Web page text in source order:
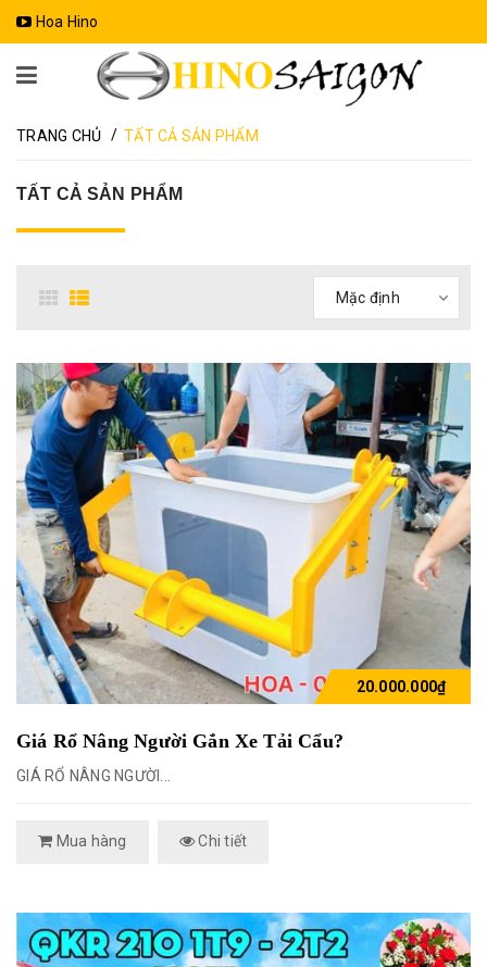
Hoa Hino
TRANG CHỦ / TẤT CẢ SẢN PHẨM
TẤT CẢ SẢN PHẨM
20.000.000₫
Giá Rổ Nâng Người Gắn Xe Tải Cẩu?
GIÁ RỔ NÂNG NGƯỜI...
Mua hàng Chi tiết